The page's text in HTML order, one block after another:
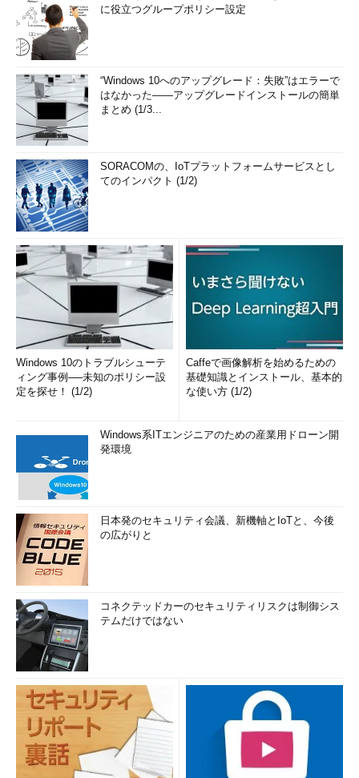
に役立つグループポリシー設定
“Windows 10へのアップグレード：失敗”はエラーで
はなかった――アップグレードインストールの簡単
まとめ (1/3...
SORACOMの、IoTプラットフォームサービスとし
てのインパクト (1/2)
Windows 10のトラブルシューテ
ィング事例──未知のポリシー設
定を探せ！ (1/2)
Caffeで画像解析を始めるための
基礎知識とインストール、基本的
な使い方 (1/2)
Windows系ITエンジニアのための産業用ドローン開
発環境
日本発のセキュリティ会議、新機軸とIoTと、今後
の広がりと
コネクテッドカーのセキュリティリスクは制御シス
テムだけではない